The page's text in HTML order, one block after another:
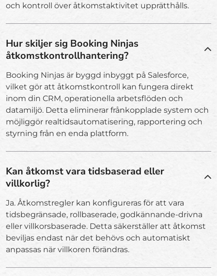
och kontroll över åtkomstaktivitet upprätthålls.
Hur skiljer sig Booking Ninjas
åtkomstkontrollhantering?
Booking Ninjas är byggd inbyggt på Salesforce,
vilket gör att åtkomstkontroll kan fungera direkt
inom din CRM, operationella arbetsflöden och
datamiljö. Detta eliminerar frånkopplade system och
möjliggör realtidsautomatisering, rapportering och
styrning från en enda plattform.
Kan åtkomst vara tidsbaserad eller
villkorlig?
Ja. Åtkomstregler kan konfigureras för att vara
tidsbegränsade, rollbaserade, godkännande-drivna
eller villkorsbaserade. Detta säkerställer att åtkomst
beviljas endast när det behövs och automatiskt
anpassas när villkoren förändras.